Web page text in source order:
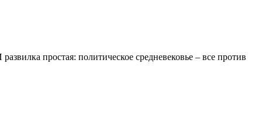
простая: политическое средневековье – все против